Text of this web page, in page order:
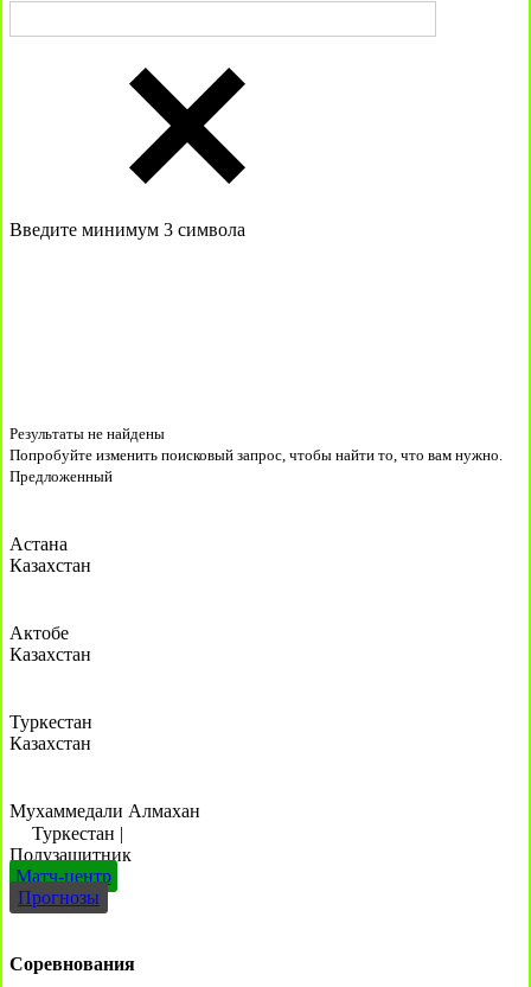
Введите минимум 3 символа
Результаты не найдены
Попробуйте изменить поисковый запрос, чтобы найти то, что вам нужно.
Предложенный
Астана
Казахстан
Актобе
Казахстан
Туркестан
Казахстан
Мухаммедали Алмахан
Туркестан |
Полузащитник
Матч-центр
Прогнозы
Соревнования